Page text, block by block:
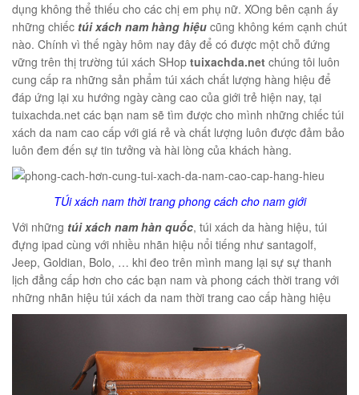
Jeep giá rẻ JR03
Jeep giá rẻ 04
dụng không thể thiếu cho các chị em phụ nữ. XOng bên cạnh ấy
những chiếc túi xách nam hàng hiệu cũng không kém cạnh chút
nào. Chính vì thế ngày hôm nay đây để có được một chỗ đứng
vững trên thị trường túi xách SHop tuixachda.net chúng tôi luôn
cung cấp ra những sản phẩm túi xách chất lượng hàng hiệu để
đáp ứng lại xu hướng ngày càng cao của giới trẻ hiện nay, tại
tuixachda.net các bạn nam sẽ tìm được cho mình những chiếc túi
xách da nam cao cấp với giá rẻ và chất lượng luôn được đảm bảo
luôn đem đến sự tin tưởng và hài lòng của khách hàng.
TÚi xách nam thời trang phong cách cho nam giới
Với những túi xách nam hàn quốc, túi xách da hàng hiệu, túi
đựng ipad cùng với nhiều nhãn hiệu nổi tiếng như santagolf,
Jeep, Goldian, Bolo, … khi đeo trên mình mang lại sự sự thanh
lịch đẳng cấp hơn cho các bạn nam và phong cách thời trang với
những nhãn hiệu túi xách da nam thời trang cao cấp hàng hiệu